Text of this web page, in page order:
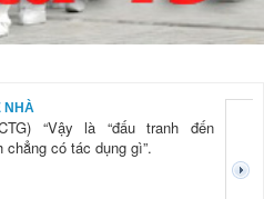
NHÀ
“Vậy là “đấu tranh đến
chẳng có tác dụng gì”.